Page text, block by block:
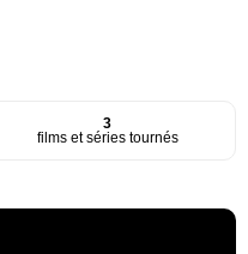
3
films et séries tournés